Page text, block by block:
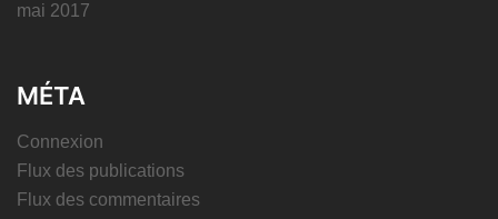
mai 2017
MÉTA
Connexion
Flux des publications
Flux des commentaires